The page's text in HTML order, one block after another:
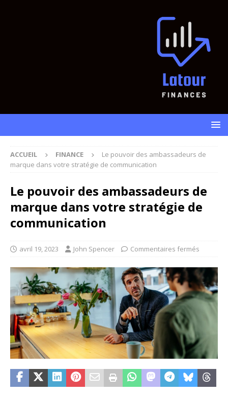
ACCUEIL FINANCE
Le pouvoir des ambassadeurs de
marque dans votre stratégie de communication
Le pouvoir des ambassadeurs de
marque dans votre stratégie de
communication
avril 19, 2023 John Spencer Commentaires fermés